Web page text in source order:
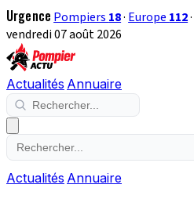
Urgence Pompiers 18· Europe 112·
vendredi 07 août 2026
Actualités Annuaire
Actualités Annuaire